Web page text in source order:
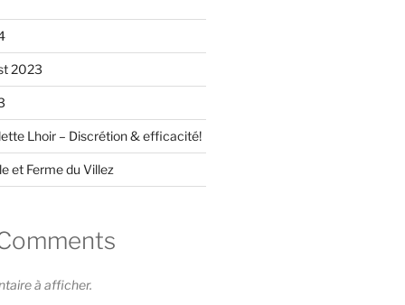
2023
Lhoir – Discrétion & efficacité!
et Ferme du Villez
à afficher.